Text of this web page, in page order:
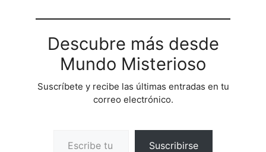
Descubre más desde
Mundo Misterioso
Suscríbete y recibe las últimas entradas en tu
correo electrónico.
Suscribirse